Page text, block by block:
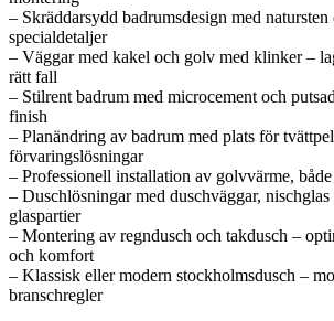
– Skräddarsydd badrumsdesign med natursten
specialdetaljer
– Väggar med kakel och golv med klinker –
rätt fall
– Stilrent badrum med microcement och
finish
– Planändring av badrum med plats för
förvaringslösningar
– Professionell installation av golvvärme,
– Duschlösningar med duschväggar, nischglas
glaspartier
– Montering av regndusch och takdusch –
och komfort
– Klassisk eller modern stockholmsdusch –
branschregler